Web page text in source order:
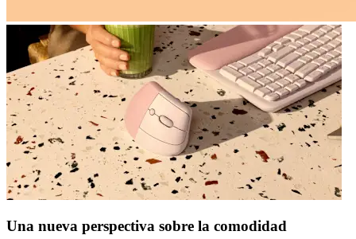
Una nueva perspectiva sobre la comodidad